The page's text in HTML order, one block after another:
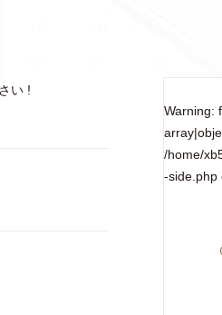
い !
Warning:
/home/
-side.php